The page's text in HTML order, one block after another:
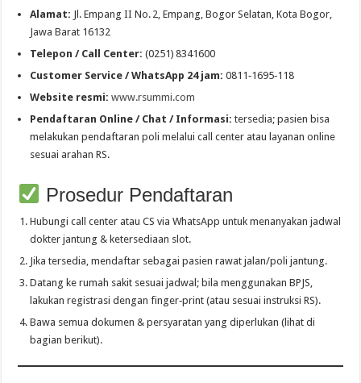
Alamat: Jl. Empang II No. 2, Empang, Bogor Selatan, Kota Bogor,
Jawa Barat 16132
Telepon / Call Center: (0251) 8341600
Customer Service / WhatsApp 24 jam: 0811‑1695‑118
Website resmi: www.rsummi.com
Pendaftaran Online / Chat / Informasi: tersedia; pasien bisa
melakukan pendaftaran poli melalui call center atau layanan online
sesuai arahan RS.
Prosedur Pendaftaran
Hubungi call center atau CS via WhatsApp untuk menanyakan jadwal
dokter jantung & ketersediaan slot.
Jika tersedia, mendaftar sebagai pasien rawat jalan/poli jantung.
Datang ke rumah sakit sesuai jadwal; bila menggunakan BPJS,
lakukan registrasi dengan finger‑print (atau sesuai instruksi RS).
Bawa semua dokumen & persyaratan yang diperlukan (lihat di
bagian berikut).